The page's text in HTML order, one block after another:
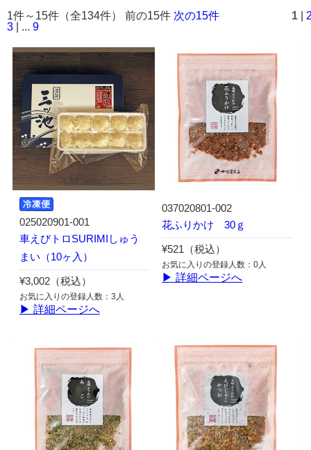
1件～15件（全134件） 前の15件 次の15件 1
3 | ... 9
025020901-001
車えびトロSURIMIしゅう
まい（10ヶ入）
¥3,002（税込）
お気に入りの登録人数：3人
▶ 詳細ページへ
037020801-002
花ふりかけ 30ｇ
¥521（税込）
お気に入りの登録人数：0人
▶ 詳細ページへ